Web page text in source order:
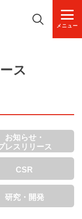
メニュー
ス
お知らせ・
レスリリース
CSR
研究・開発